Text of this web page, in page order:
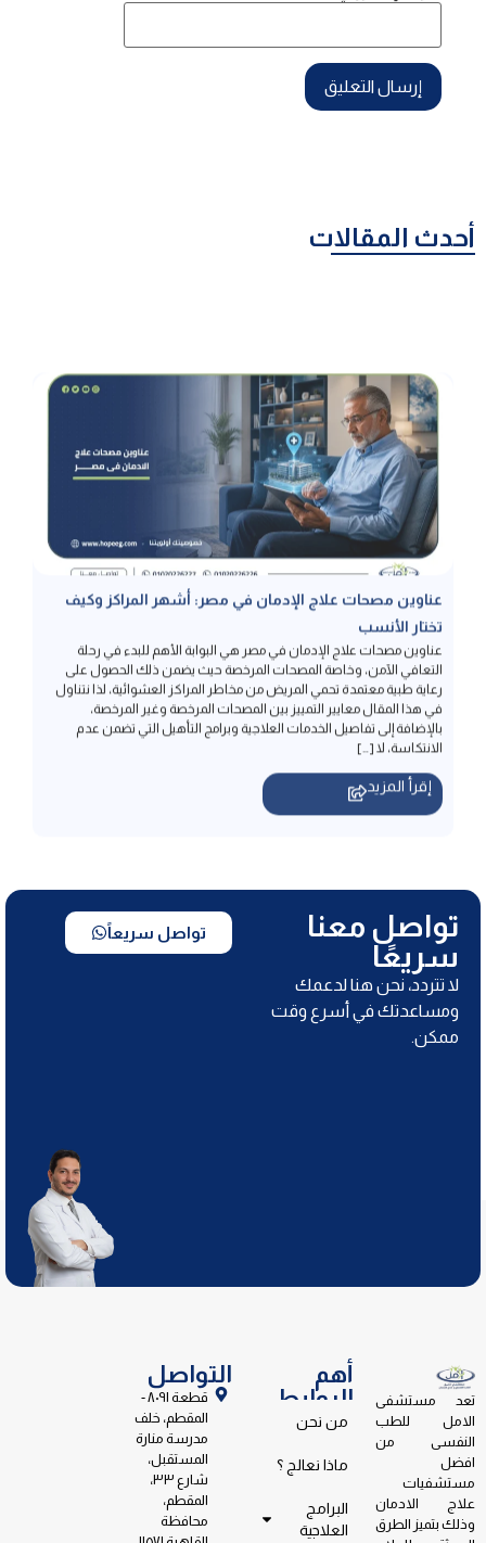
أحدث المقالات
عناوين مصحات علاج الإدمان في مصر: أشهر المراكز وكيف
تختار الأنسب
عناوين مصحات علاج الإدمان في مصر هي البوابة الأهم للبدء في رحلة
التعافي الآمن، وخاصة المصحات المرخصة حيث يضمن ذلك الحصول على
رعاية طبية معتمدة تحمي المريض من مخاطر المراكز العشوائية، لذا نتناول
في هذا المقال معايير التمييز بين المصحات المرخصة وغير المرخصة،
بالإضافة إلى تفاصيل الخدمات العلاجية وبرامج التأهيل التي تضمن عدم
الانتكاسة، لا […]
إقرأ المزيد
تواصل معنا
سريعًا
لا تتردد، نحن هنا لدعمك
ومساعدتك في أسرع وقت
ممكن.
تواصل سريعاً
تعد مستشفى
الامل للطب
النفسى من
افضل
مستشفيات
علاج الادمان
وذلك بتميز الطرق
أهم
الروابط
من نحن
ماذا نعالج ؟
البرامج
العلاجية
التواصل
قطعة ٨٠٩١ -
المقطم، خلف
مدرسة منارة
المستقبل،
شارع ٣٣،
المقطم،
محافظة